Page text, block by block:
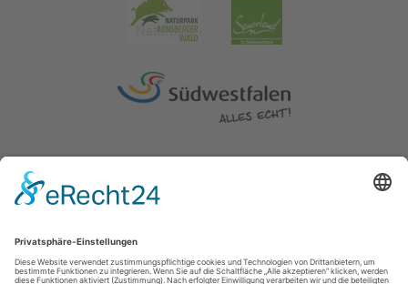
Impressum|Erklärung zur Barrierefreiheit